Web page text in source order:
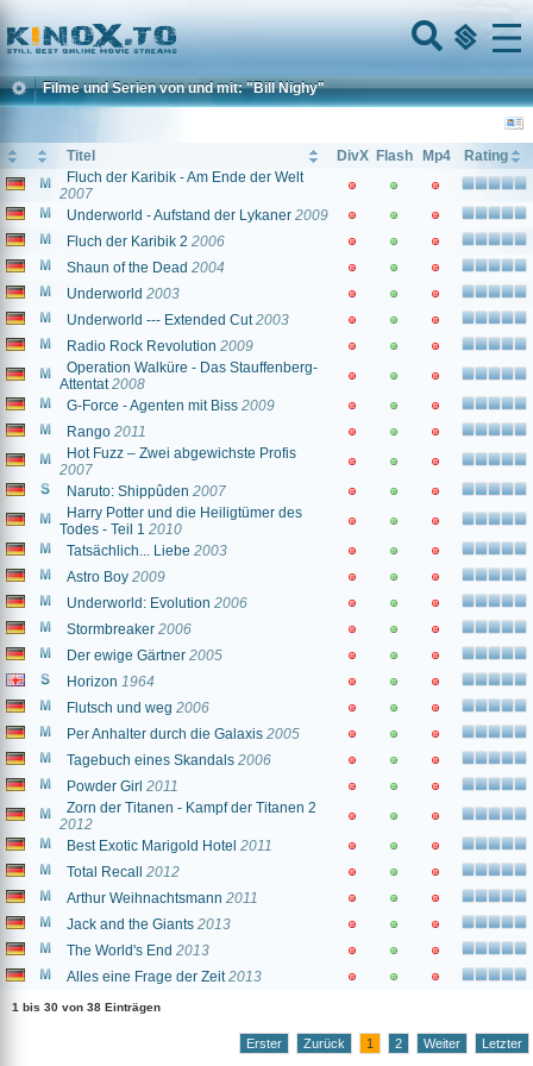
Home
Menu
Filme und Serien von und mit: "Bill Nighy"
Titel DivX Flash Mp4
Rating
Fluch der Karibik - Am Ende der Welt
2007
Underworld - Aufstand der Lykaner 2009
Fluch der Karibik 2 2006
Shaun of the Dead 2004
Underworld 2003
Underworld --- Extended Cut 2003
Radio Rock Revolution 2009
Operation Walküre - Das Stauffenberg-
Attentat 2008
G-Force - Agenten mit Biss 2009
Rango 2011
Hot Fuzz – Zwei abgewichste Profis
2007
Naruto: Shippûden 2007
Harry Potter und die Heiligtümer des
Todes - Teil 1 2010
Tatsächlich... Liebe 2003
Astro Boy 2009
Underworld: Evolution 2006
Stormbreaker 2006
Der ewige Gärtner 2005
Horizon 1964
Flutsch und weg 2006
Per Anhalter durch die Galaxis 2005
Tagebuch eines Skandals 2006
Powder Girl 2011
Zorn der Titanen - Kampf der Titanen 2
2012
Best Exotic Marigold Hotel 2011
Total Recall
2012
Arthur Weihnachtsmann 2011
Jack and the Giants 2013
The World's End 2013
Alles eine Frage der Zeit 2013
1 bis 30 von 38 Einträgen
Erster Zurück 1 2 Weiter Letzter